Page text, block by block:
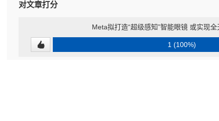
对文章打分
Meta拟打造“超级感知”智能眼镜 或实现
1 (100%)